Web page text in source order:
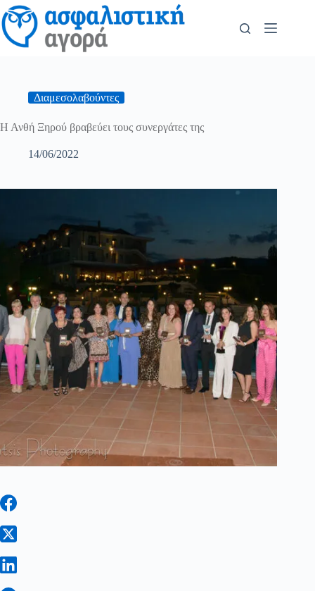
Διαμεσολαβούντες
Η Ανθή Ξηρού βραβεύει τους συνεργάτες της
14/06/2022